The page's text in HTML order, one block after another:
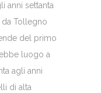
anni settanta
Tollegno
del primo
luogo a
agli anni
di alta